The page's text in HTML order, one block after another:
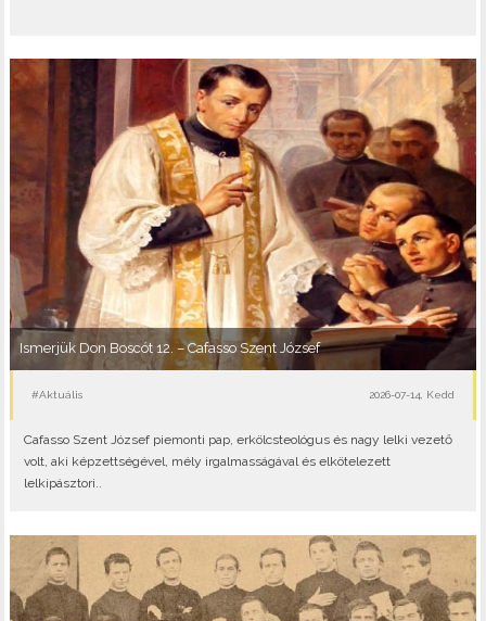
Ismerjük Don Boscót 12. – Cafasso Szent József
#Aktuális 2026-07-14, Kedd
Cafasso Szent József piemonti pap, erkölcsteológus és nagy lelki vezető
volt, aki képzettségével, mély irgalmasságával és elkötelezett
lelkipásztori..